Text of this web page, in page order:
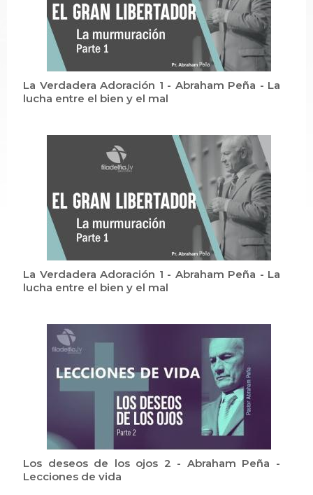
La Verdadera Adoración 1 - Abraham Peña - La
lucha entre el bien y el mal
La Verdadera Adoración 1 - Abraham Peña - La
lucha entre el bien y el mal
Los deseos de los ojos 2 - Abraham Peña -
Lecciones de vida